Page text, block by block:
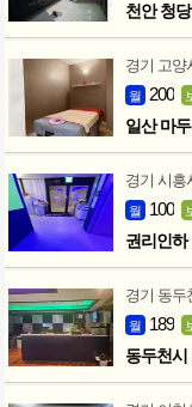
천안 청
경기 고양
월 200
일산 마
경기 시흥
월 100
권리인하
경기 동두
월 189
동두천시